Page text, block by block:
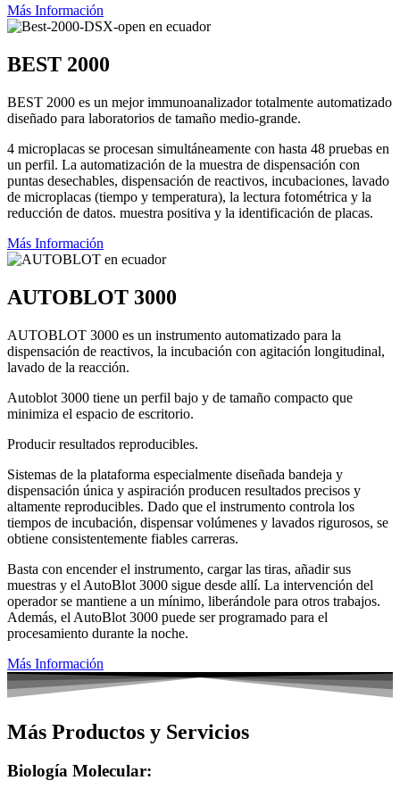
Más Información
BEST 2000
BEST 2000 es un mejor immunoanalizador totalmente automatizado
diseñado para laboratorios de tamaño medio-grande.
4 microplacas se procesan simultáneamente con hasta 48 pruebas en
un perfil. La automatización de la muestra de dispensación con
puntas desechables, dispensación de reactivos, incubaciones, lavado
de microplacas (tiempo y temperatura), la lectura fotométrica y la
reducción de datos. muestra positiva y la identificación de placas.
Más Información
AUTOBLOT 3000
AUTOBLOT 3000 es un instrumento automatizado para la
dispensación de reactivos, la incubación con agitación longitudinal,
lavado de la reacción.
Autoblot 3000 tiene un perfil bajo y de tamaño compacto que
minimiza el espacio de escritorio.
Producir resultados reproducibles.
Sistemas de la plataforma especialmente diseñada bandeja y
dispensación única y aspiración producen resultados precisos y
altamente reproducibles. Dado que el instrumento controla los
tiempos de incubación, dispensar volúmenes y lavados rigurosos, se
obtiene consistentemente fiables carreras.
Basta con encender el instrumento, cargar las tiras, añadir sus
muestras y el AutoBlot 3000 sigue desde allí. La intervención del
operador se mantiene a un mínimo, liberándole para otros trabajos.
Además, el AutoBlot 3000 puede ser programado para el
procesamiento durante la noche.
Más Información
Más Productos y Servicios
Biología Molecular: